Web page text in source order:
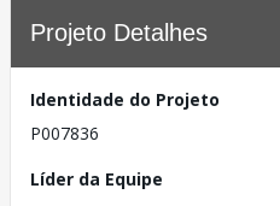
Projeto Detalhes
Identidade do Projeto
P007836
Líder da Equipe